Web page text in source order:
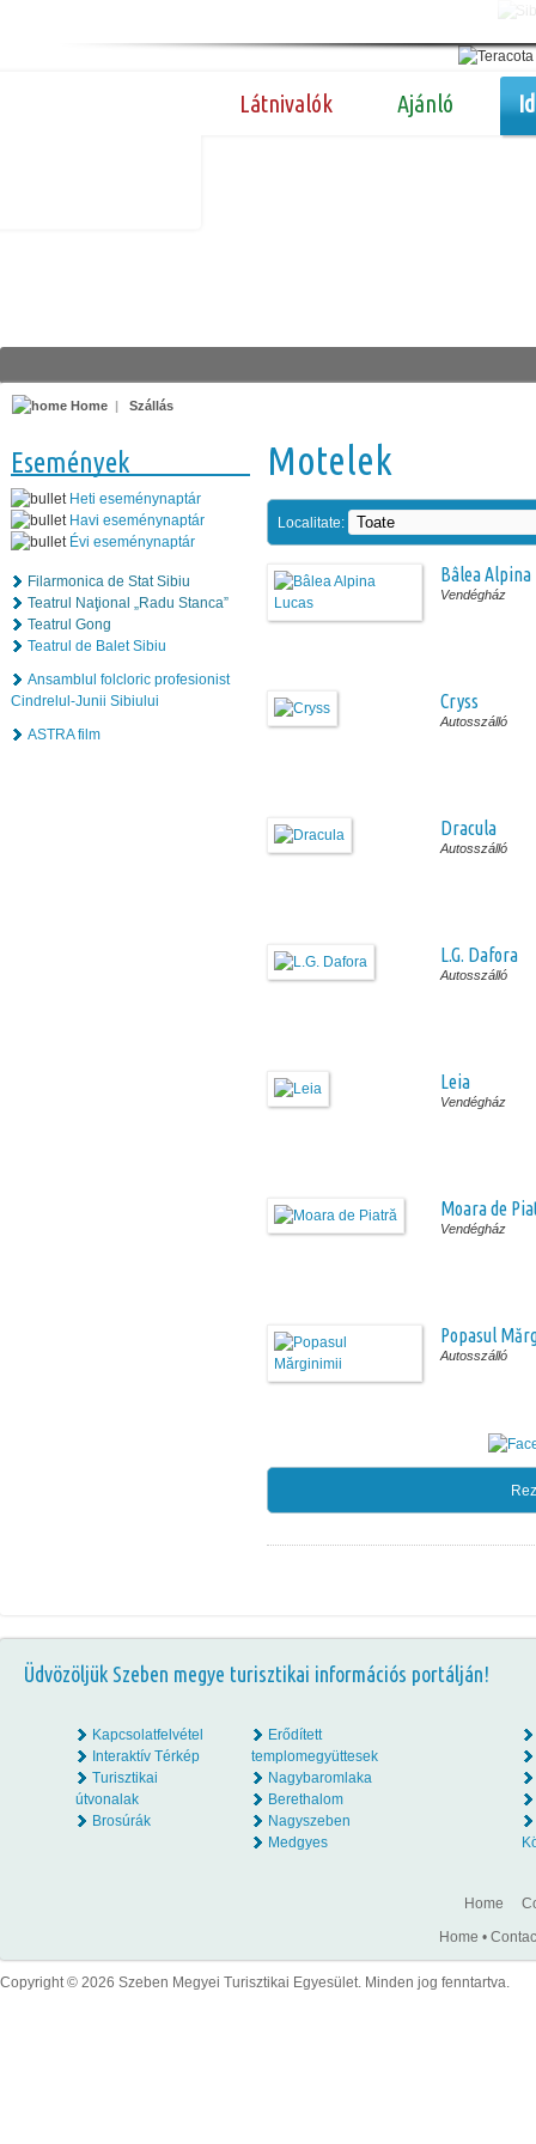
Látnivalók Ajánló
Home | Szállás
Események
Heti eseménynaptár
Havi eseménynaptár
Évi eseménynaptár
Filarmonica de Stat Sibiu
Teatrul Naţional „Radu Stanca”
Teatrul Gong
Teatrul de Balet Sibiu
Ansamblul folcloric profesionist
Cindrelul-Junii Sibiului
ASTRA film
Motelek
Localitate:
Bâlea Alpina
Vendégház
Cryss
Autosszálló
Dracula
Autosszálló
L.G. Dafora
Autosszálló
Leia
Vendégház
Moara de
Vendégház
Popasul
Autosszálló
Üdvözöljük Szeben megye turisztikai információs portálján!
Kapcsolatfelvétel
Interaktív Térkép
Turisztikai
útvonalak
Brosúrák
Erődített
templomegyüttesek
Nagybaromlaka
Berethalom
Nagyszeben
Medgyes
Home
Home •
Copyright © 2026 Szeben Megyei Turisztikai Egyesület. Minden jog fenntartva.